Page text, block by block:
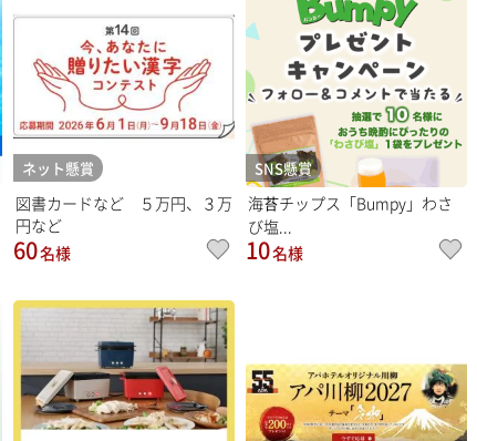
ネット懸賞
図書カードなど ５万円、３万
円など
60名様
SNS懸賞
海苔チップス「Bumpy」わさ
び塩...
10名様